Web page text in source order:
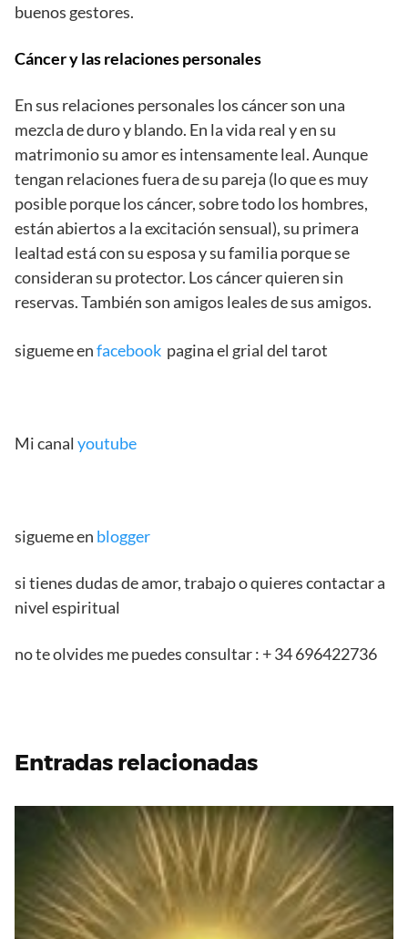
buenos gestores.
Cáncer y las relaciones personales
En sus relaciones personales los cáncer son una
mezcla de duro y blando. En la vida real y en su
matrimonio su amor es intensamente leal. Aunque
tengan relaciones fuera de su pareja (lo que es muy
posible porque los cáncer, sobre todo los hombres,
están abiertos a la excitación sensual), su primera
lealtad está con su esposa y su familia porque se
consideran su protector. Los cáncer quieren sin
reservas. También son amigos leales de sus amigos.
sigueme enfacebook pagina el grial del tarot
Mi canal youtube
sigueme en blogger
si tienes dudas de amor, trabajo o quieres contactar a
nivel espiritual
no te olvides me puedes consultar : + 34 696422736
Entradas relacionadas